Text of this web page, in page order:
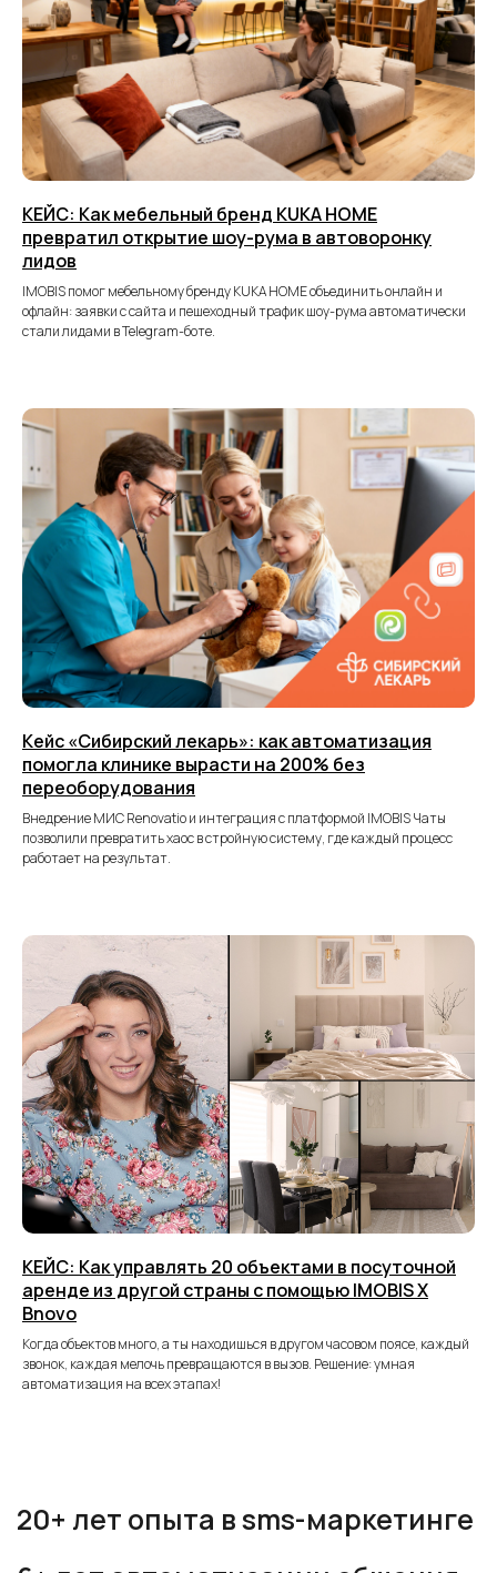
КЕЙС: Как мебельный бренд KUKA HOME
превратил открытие шоу-рума в автоворонку
лидов
IMOBIS помог мебельному бренду KUKA HOME объединить онлайн и
офлайн: заявки с сайта и пешеходный трафик шоу-рума автоматически
стали лидами в Telegram-боте.
Кейс «Сибирский лекарь»: как автоматизация
помогла клинике вырасти на 200% без
переоборудования
Внедрение МИС Renovatio и интеграция с платформой IMOBIS Чаты
позволили превратить хаос в стройную систему, где каждый процесс
работает на результат.
КЕЙС: Как управлять 20 объектами в посуточной
аренде из другой страны с помощью IMOBIS X
Bnovo
Когда объектов много, а ты находишься в другом часовом поясе, каждый
звонок, каждая мелочь превращаются в вызов. Решение: умная
автоматизация на всех этапах!
Боты-ассистенты вместо администраторов
Триггерные автоматические рассылки по каскаду
MAX ⭢ Telegram ⭢ WhatsApp ⭢ VK ⭢ SMS
Маркетинговые рассылки и общение с клиентам
по принципу «все чаты в 1 окне»
6+ лет автоматизации общения
с клиентами в мессенджерах
Имобис на карте Санкт‑Петербурга — Яндекс Карты
Готовы автоматизировать
общение с клиентами?
Консультацию по настройке интеграции